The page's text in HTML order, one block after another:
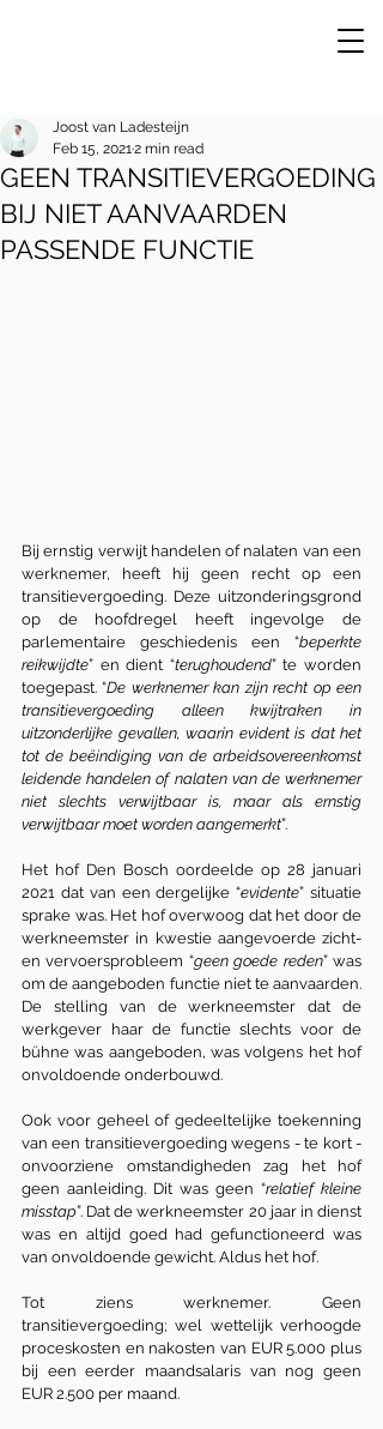
VE R
GEEN TRANSITIEVERGOEDING
BIJ NIET AANVAARDEN
PASSENDE FUNCTIE
Joost van Ladesteijn
Feb 15, 20212 min read
Bij ernstig verwijt handelen of nalaten van een
werknemer, heeft hij geen recht op een
transitievergoeding. Deze uitzonderingsgrond
op de hoofdregel heeft ingevolge de
parlementaire geschiedenis een “beperkte
reikwijdte” en dient “terughoudend” te worden
toegepast. “De werknemer kan zijn recht op een
transitievergoeding alleen kwijtraken in
uitzonderlijke gevallen, waarin evident is dat het
tot de beëindiging van de arbeidsovereenkomst
leidende handelen of nalaten van de werknemer
niet slechts verwijtbaar is, maar als ernstig
verwijtbaar moet worden aangemerkt”.
Het hof Den Bosch oordeelde op 28 januari
2021 dat van een dergelijke “evidente” situatie
sprake was. Het hof overwoog dat het door de
werkneemster in kwestie aangevoerde zicht-
en vervoersprobleem “geen goede reden” was
om de aangeboden functie niet te aanvaarden.
De stelling van de werkneemster dat de
werkgever haar de functie slechts voor de
bühne was aangeboden, was volgens het hof
onvoldoende onderbouwd.
Ook voor geheel of gedeeltelijke toekenning
van een transitievergoeding wegens - te kort -
onvoorziene omstandigheden zag het hof
geen aanleiding. Dit was geen “relatief kleine
misstap”. Dat de werkneemster 20 jaar in dienst
was en altijd goed had gefunctioneerd was
van onvoldoende gewicht. Aldus het hof.
Tot ziens werknemer. Geen
transitievergoeding; wel wettelijk verhoogde
proceskosten en nakosten van EUR 5.000 plus
bij een eerder maandsalaris van nog geen
EUR 2.500 per maand.